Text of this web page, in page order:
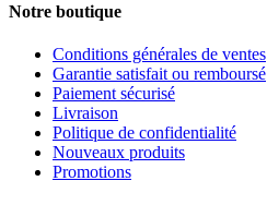
Notre boutique
Conditions générales de ventes
Garantie satisfait ou remboursé
Paiement sécurisé
Livraison
Politique de confidentialité
Nouveaux produits
Promotions